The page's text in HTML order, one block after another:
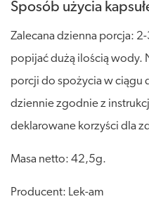
Sposób użycia
Zalecana dzienna porcja: 2-
popijać dużą ilością wody.
porcji do spożycia w ciągu
dziennie zgodnie z
deklarowane korzyści dla
Masa netto: 42,5g.
Producent: Lek-am